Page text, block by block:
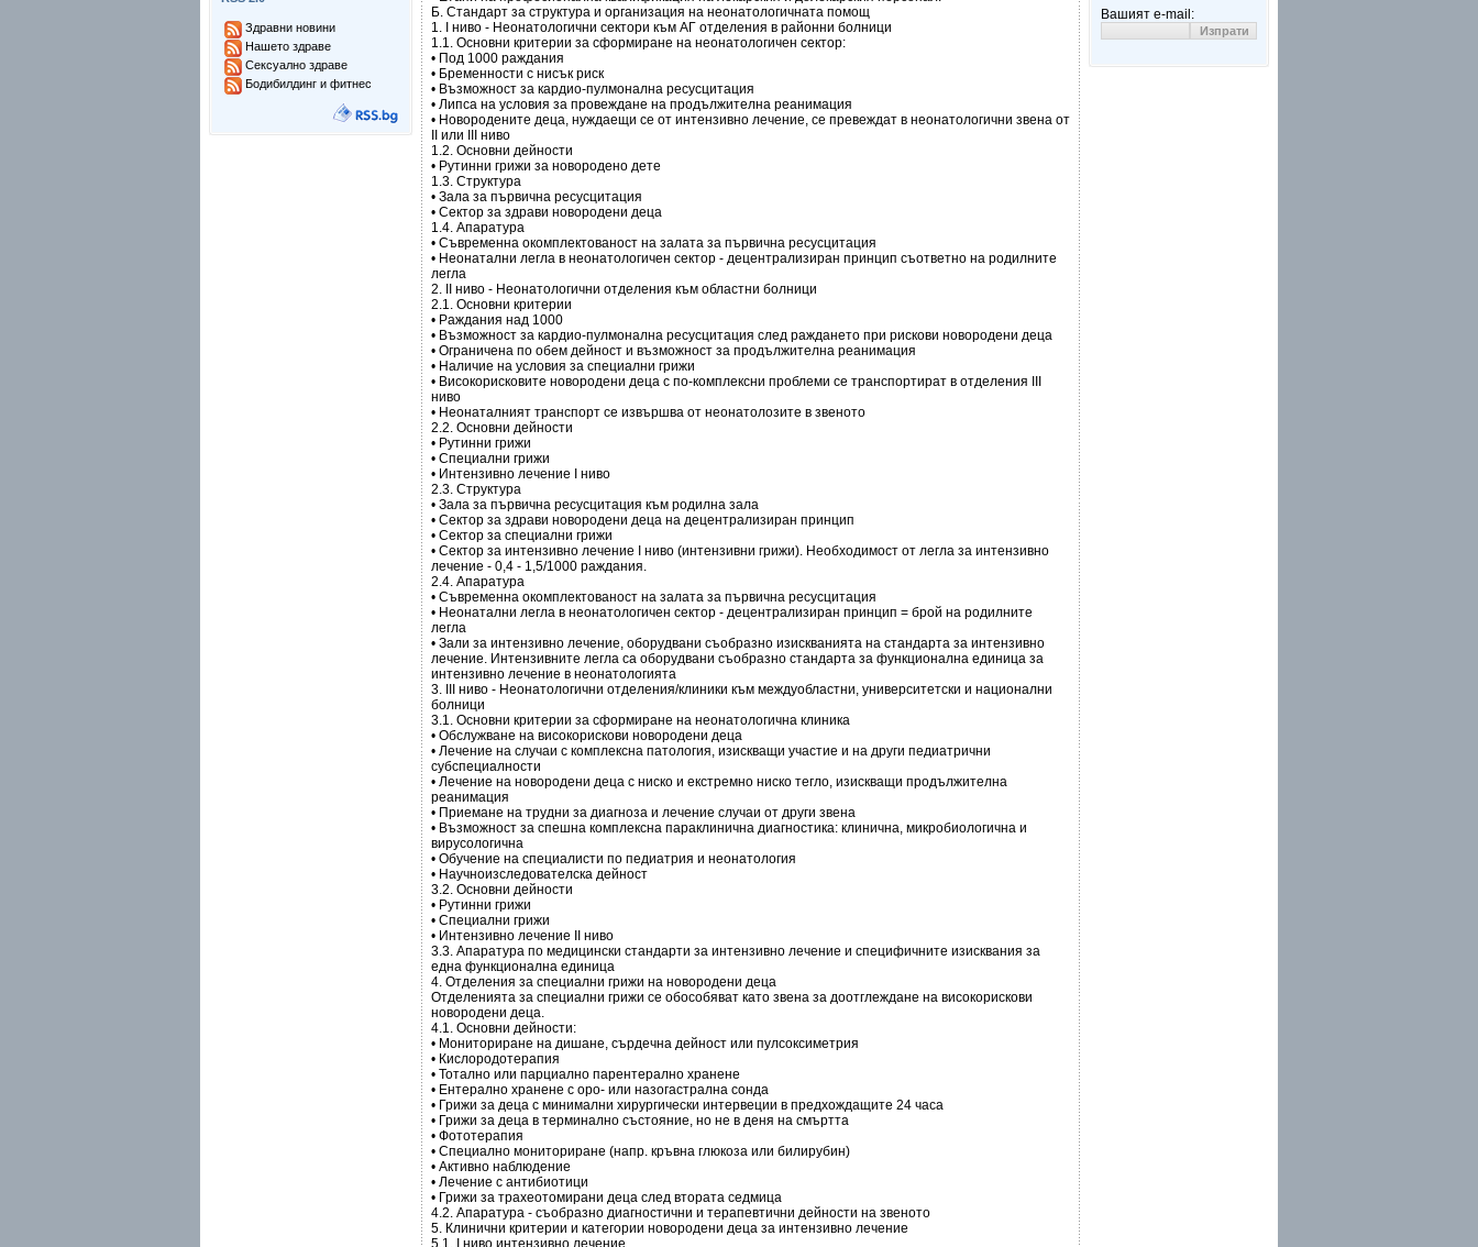
Здравни новини
Нашето здраве
Сексуално здраве
Бодибилдинг и фитнес
Б. Стандарт за структура и организация на неонатологичната помощ
1. I ниво - Неонатологични сектори към АГ отделения в районни болници
1.1. Основни критерии за сформиране на неонатологичен сектор:
• Под 1000 раждания
• Бременности с нисък риск
• Възможност за кардио-пулмонална ресусцитация
• Липса на условия за провеждане на продължителна реанимация
• Новородените деца, нуждаещи се от интензивно лечение, се превеждат в неонатологични звена от
II или III ниво
1.2. Основни дейности
• Рутинни грижи за новородено дете
1.3. Структура
• Зала за първична ресусцитация
• Сектор за здрави новородени деца
1.4. Апаратура
• Съвременна окомплектованост на залата за първична ресусцитация
• Неонатални легла в неонатологичен сектор - децентрализиран принцип съответно на родилните
легла
2. II ниво - Неонатологични отделения към областни болници
2.1. Основни критерии
• Раждания над 1000
• Възможност за кардио-пулмонална ресусцитация след раждането при рискови новородени деца
• Ограничена по обем дейност и възможност за продължителна реанимация
• Наличие на условия за специални грижи
• Високорисковите новородени деца с по-комплексни проблеми се транспортират в отделения III
ниво
• Неонаталният транспорт се извършва от неонатолозите в звеното
2.2. Основни дейности
• Рутинни грижи
• Специални грижи
• Интензивно лечение I ниво
2.3. Структура
• Зала за първична ресусцитация към родилна зала
• Сектор за здрави новородени деца на децентрализиран принцип
• Сектор за специални грижи
• Сектор за интензивно лечение I ниво (интензивни грижи). Необходимост от легла за интензивно
лечение - 0,4 - 1,5/1000 раждания.
2.4. Апаратура
• Съвременна окомплектованост на залата за първична ресусцитация
• Неонатални легла в неонатологичен сектор - децентрализиран принцип = брой на родилните
легла
• Зали за интензивно лечение, оборудвани съобразно изискванията на стандарта за интензивно
лечение. Интензивните легла са оборудвани съобразно стандарта за функционална единица за
интензивно лечение в неонатологията
3. III ниво - Неонатологични отделения/клиники към междуобластни, университетски и национални
болници
3.1. Основни критерии за сформиране на неонатологична клиника
• Обслужване на високорискови новородени деца
• Лечение на случаи с комплексна патология, изискващи участие и на други педиатрични
субспециалности
• Лечение на новородени деца с ниско и екстремно ниско тегло, изискващи продължителна
реанимация
• Приемане на трудни за диагноза и лечение случаи от други звена
• Възможност за спешна комплексна параклинична диагностика: клинична, микробиологична и
вирусологична
• Обучение на специалисти по педиатрия и неонатология
• Научноизследователска дейност
3.2. Основни дейности
• Рутинни грижи
• Специални грижи
• Интензивно лечение II ниво
3.3. Апаратура по медицински стандарти за интензивно лечение и специфичните изисквания за
една функционална единица
4. Отделения за специални грижи на новородени деца
Отделенията за специални грижи се обособяват като звена за доотглеждане на високорискови
новородени деца.
4.1. Основни дейности:
• Мониториране на дишане, сърдечна дейност или пулсоксиметрия
• Кислородотерапия
• Тотално или парциално парентерално хранене
• Ентерално хранене с оро- или назогастрална сонда
• Грижи за деца с минимални хирургически интервеции в предхождащите 24 часа
• Грижи за деца в терминално състояние, но не в деня на смъртта
• Фототерапия
• Специално мониториране (напр. кръвна глюкоза или билирубин)
• Активно наблюдение
• Лечение с антибиотици
• Грижи за трахеотомирани деца след втората седмица
4.2. Апаратура - съобразно диагностични и терапевтични дейности на звеното
5. Клинични критерии и категории новородени деца за интензивно лечение
5.1. I ниво интензивно лечение
Вашият e-mail: